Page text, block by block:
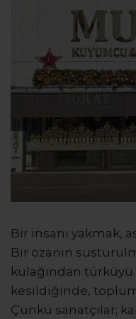
Bir insanı yakmak,
Bir ozanın
kulağından
kesildiğinde,
Çünkü sanatçılar;